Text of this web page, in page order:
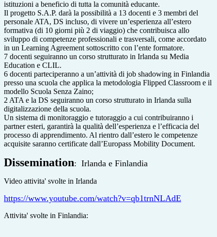
istituzioni a beneficio di tutta la comunità educante.
Il progetto S.A.P. darà la possibilità a 13 docenti e 3 membri del
personale ATA, DS incluso, di vivere un’esperienza all’estero
formativa (di 10 giorni più 2 di viaggio) che contribuisca allo
sviluppo di competenze professionali e trasversali, come accordato
in un Learning Agreement sottoscritto con l’ente formatore.
7 docenti seguiranno un corso strutturato in Irlanda su Media
Education e CLIL.
6 docenti parteciperanno a un’attività di job shadowing in Finlandia
presso una scuola che applica la metodologia Flipped Classroom e il
modello Scuola Senza Zaino;
2 ATA e la DS seguiranno un corso strutturato in Irlanda sulla
digitalizzazione della scuola.
Un sistema di monitoraggio e tutoraggio a cui contribuiranno i
partner esteri, garantirà la qualità dell’esperienza e l’efficacia del
processo di apprendimento. Al rientro dall’estero le competenze
acquisite saranno certificate dall’Europass Mobility Document.
Dissemination: Irlanda e Finlandia
Video attivita' svolte in Irlanda
https://www.youtube.com/watch?v=qb1trnNLAdE
Attivita' svolte in Finlandia: